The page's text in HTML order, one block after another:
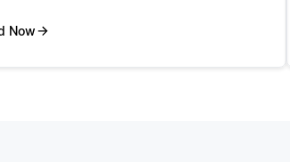
合到它们来工作。 例如，在图像
Now